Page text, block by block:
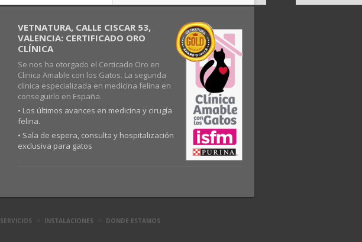
VETNATURA, CALLE CISCAR 53,
VALENCIA: CERTIFICADO ORO
CLÍNICA
Se nos ha otorgado el Certicado Oro en
Clinica Amable con los Gatos. La segunda
clinica especializada en medicina felina en
conseguirlo en España.
• Los últimos avances en medicina y cirugía
felina.
• Sala de espera, consulta y hospitalización
exclusiva para gatos
SERVICIOS INSTALACIONES DONDE ESTAMOS